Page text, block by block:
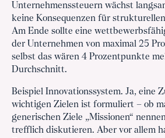
Unternehmenssteuern wächst
keine Konsequenzen für
Am Ende sollte eine
der Unternehmen von maximal 25
selbst das wären 4 Prozentpunkte
Durchschnitt.
Beispiel Innovationssystem. Ja, eine
wichtigen Zielen ist formuliert – ob
generischen Ziele „Missionen“
trefflich diskutieren. Aber vor allem